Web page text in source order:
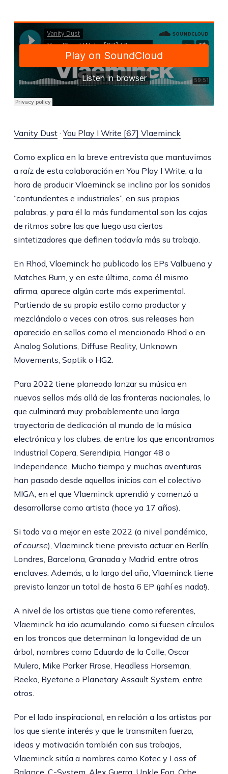
Vanity Dust·You Play I Write [67] Vlaeminck
Como explica en la breve entrevista que mantuvimos
a raíz de esta colaboración en You Play I Write, a la
hora de producir Vlaeminck se inclina por los sonidos
“contundentes e industriales”, en sus propias
palabras, y para él lo más fundamental son las cajas
de ritmos sobre las que luego usa ciertos
sintetizadores que definen todavía más su trabajo.
En Rhod, Vlaeminck ha publicado los EPs Valbuena y
Matches Burn, y en este último, como él mismo
afirma, aparece algún corte más experimental.
Partiendo de su propio estilo como productor y
mezclándolo a veces con otros, sus releases han
aparecido en sellos como el mencionado Rhod o en
Analog Solutions, Diffuse Reality, Unknown
Movements, Soptik o HG2.
Para 2022 tiene planeado lanzar su música en
nuevos sellos más allá de las fronteras nacionales, lo
que culminará muy probablemente una larga
trayectoria de dedicación al mundo de la música
electrónica y los clubes, de entre los que encontramos
Industrial Copera, Serendipia, Hangar 48 o
Independence. Mucho tiempo y muchas aventuras
han pasado desde aquellos inicios con el colectivo
MIGA, en el que Vlaeminck aprendió y comenzó a
desarrollarse como artista (hace ya 17 años).
Si todo va a mejor en este 2022 (a nivel pandémico,
of course), Vlaeminck tiene previsto actuar en Berlín,
Londres, Barcelona, Granada y Madrid, entre otros
enclaves. Además, a lo largo del año, Vlaeminck tiene
previsto lanzar un total de hasta 6 EP (¡ahí es nada!).
A nivel de los artistas que tiene como referentes,
Vlaeminck ha ido acumulando, como si fuesen círculos
en los troncos que determinan la longevidad de un
árbol, nombres como Eduardo de la Calle, Oscar
Mulero, Mike Parker Rrose, Headless Horseman,
Reeko, Byetone o Planetary Assault System, entre
otros.
Por el lado inspiracional, en relación a los artistas por
los que siente interés y que le transmiten fuerza,
ideas y motivación también con sus trabajos,
Vlaeminck sitúa a nombres como Kotec y Loss of
Balance, C-System, Alex Guerra, Unkle Fon, Orbe,